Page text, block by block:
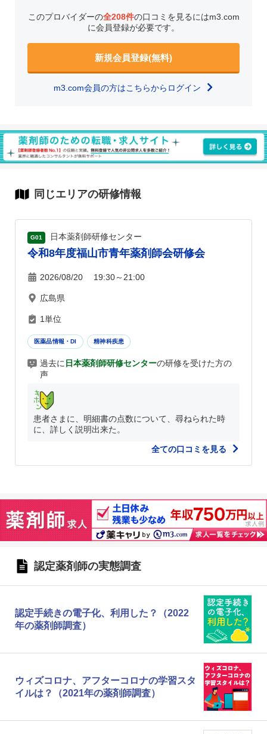
このプロバイダーの全208件の口コミを見るにはm3.com
に会員登録が必要です。
新規会員登録(無料)
m3.com会員の方はこちらからログイン
同じエリアの研修情報
G01 日本薬剤師研修センター
令和8年度福山市青年薬剤師会研修会
2026/08/20 19:30～21:00
広島県
1単位
医薬品情報・DI 精神科疾患
過去に 日本薬剤師研修センターの研修を受けた方の
声
患者さまに、明細書の点数について、尋ねられた時
に、詳しく説明出来た。
全ての口コミを見る
認定薬剤師の実態調査
認定手続きの電子化、利用した？（2022
年の薬剤師調査）
ウィズコロナ、アフターコロナの学習スタ
イルは？（2021年の薬剤師調査）